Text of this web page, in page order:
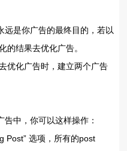
远是你广告的最终目的，若以
的结果去优化广告。
优化广告时，建立两个广告
中，你可以这样操作：
Post” 选项，所有的post